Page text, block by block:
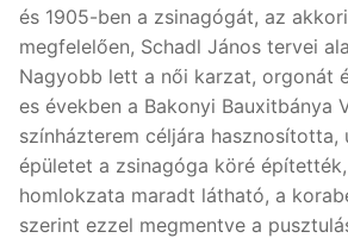
és 1905-ben a zsinagógát, az
megfelelően, Schadl János tervei
Nagyobb lett a női karzat, orgonát
es években a Bakonyi Bauxitbánya
színházterem céljára hasznosította,
épületet a zsinagóga köré
homlokzata maradt látható, a
szerint ezzel megmentve a